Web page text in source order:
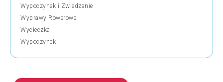
Wypoczynek i Zwiedzanie
Wyprawy Rowerowe
Wycieczka
Wypoczynek